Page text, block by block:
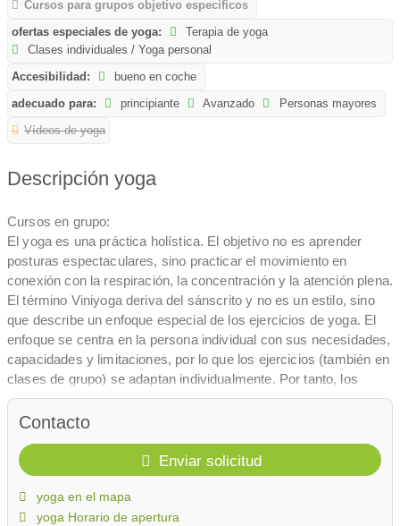
Cursos para grupos objetivo específicos
ofertas especiales de yoga:
Terapia de yoga
Clases individuales / Yoga personal
Accesibilidad:
bueno en coche
adecuado para:
principiante Avanzado
Personas mayores
Vídeos de yoga
Descripción yoga
Cursos en grupo:
El yoga es una práctica holística. El objetivo no es aprender
posturas espectaculares, sino practicar el movimiento en
conexión con la respiración, la concentración y la atención plena.
El término Viniyoga deriva del sánscrito y no es un estilo, sino
que describe un enfoque especial de los ejercicios de yoga. El
enfoque se centra en la persona individual con sus necesidades,
capacidades y limitaciones, por lo que los ejercicios (también en
clases de grupo) se adaptan individualmente. Por tanto, los
cursos son adecuados para personas de todas las edades. Se
desarrolla una práctica paso a paso, cuya eficacia se extiende a
respiración, que está conectada con el movimiento durante la
práctica. Nuestra respiración por sí sola muestra muy
rápidamente si estamos relajados o abrumados y estresados.
De esta forma podrás dar un paso al costado, sentirte mejor,
Contacto
Enviar solicitud
yoga en el mapa
yoga Horario de apertura